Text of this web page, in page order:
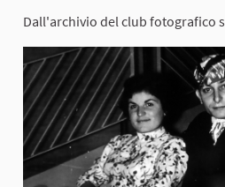
Dall'archivio del club fotografico